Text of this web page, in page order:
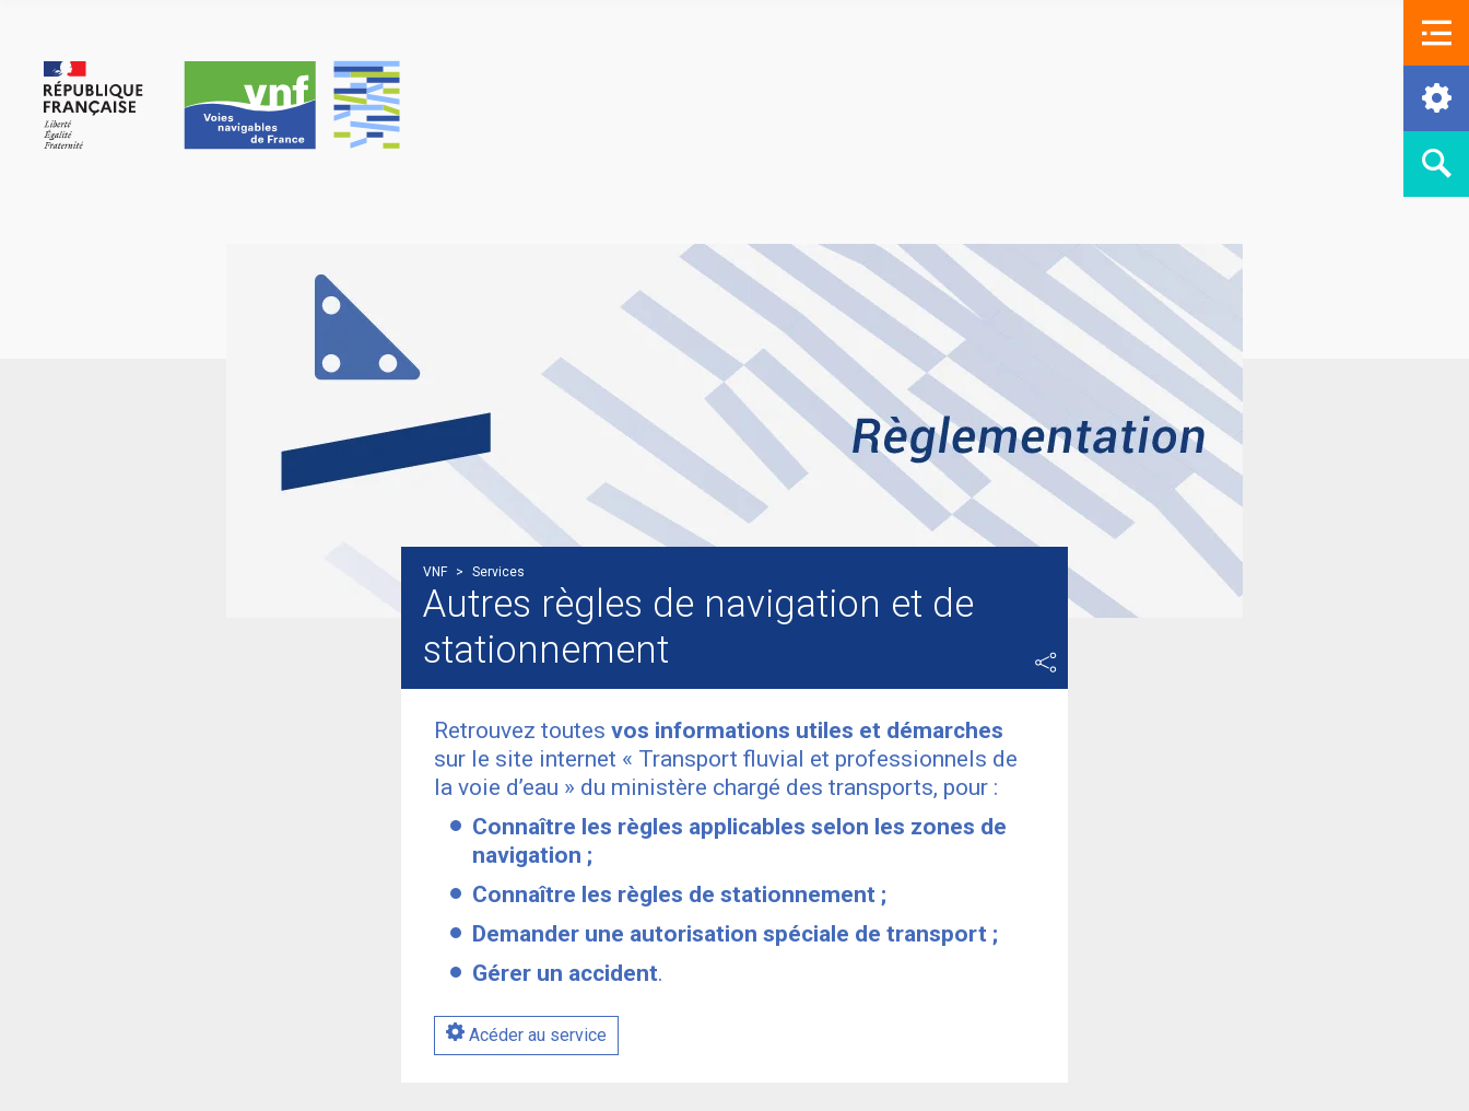
VNF > Services
Autres règles de navigation et de
stationnement
Retrouvez toutes vos informations utiles et démarches
sur le site internet « Transport fluvial et professionnels de
la voie d’eau » du ministère chargé des transports, pour :
Connaître les règles applicables selon les zones de
navigation ;
Connaître les règles de stationnement ;
Demander une autorisation spéciale de transport ;
Gérer un accident.
Acéder au service